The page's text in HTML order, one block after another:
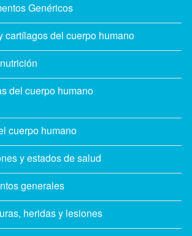
Genéricos
cartílagos del cuerpo humano
del cuerpo humano
cuerpo humano
y estados de salud
generales
heridas y lesiones